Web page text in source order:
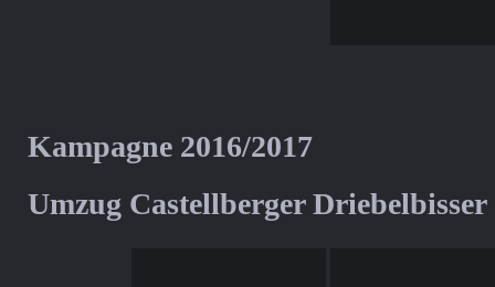
Kampagne 2016/2017
Umzug Castellberger